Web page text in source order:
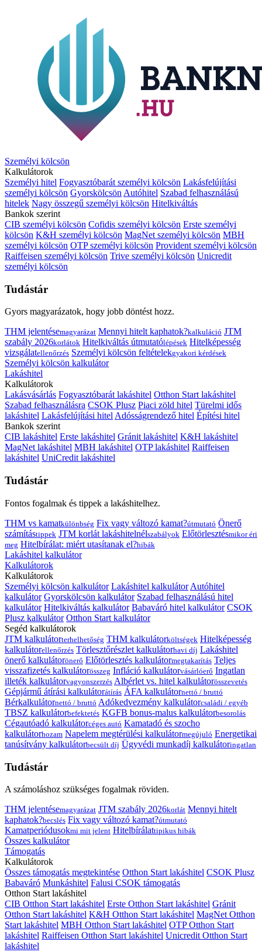
Személyi kölcsön
Kalkulátorok
Személyi hitel Fogyasztóbarát személyi kölcsön Lakásfelújítási
személyi kölcsön Gyorskölcsön Autóhitel Szabad felhasználású
hitelek Nagy összegű személyi kölcsön Hitelkiváltás
Bankok szerint
CIB személyi kölcsön Cofidis személyi kölcsön Erste személyi
kölcsön K&H személyi kölcsön MagNet személyi kölcsön MBH
személyi kölcsön OTP személyi kölcsön Provident személyi kölcsön
Raiffeisen személyi kölcsön Trive személyi kölcsön Unicredit
személyi kölcsön
Tudástár
Gyors magyarázatok, hogy jobb döntést hozz.
THM jelentésemagyarázat Mennyi hitelt kaphatok?kalkuláció JTM
szabály 2026korlátok Hitelkiváltás útmutatólépések Hitelképesség
vizsgálatellenőrzés Személyi kölcsön feltételekgyakori kérdések
Személyi kölcsön kalkulátor
Lakáshitel
Kalkulátorok
Lakásvásárlás Fogyasztóbarát lakáshitel Otthon Start lakáshitel
Szabad felhasználásra CSOK Plusz Piaci zöld hitel Türelmi idős
lakáshitel Lakásfelújítási hitelAdósságrendező hitel Építési hitel
Bankok szerint
CIB lakáshitel Erste lakáshitel Gránit lakáshitel K&H lakáshitel
MagNet lakáshitel MBH lakáshitel OTP lakáshitel Raiffeisen
lakáshitel UniCredit lakáshitel
Tudástár
Fontos fogalmak és tippek a lakáshitelhez.
THM vs kamatkülönbség Fix vagy változó kamat?útmutató Önerő
számítástippek JTM korlát lakáshitelnélszabályok Előtörlesztésmikor éri
meg Hitelbírálat: miért utasítanak el?hibák
Lakáshitel kalkulátor
Kalkulátorok
Kalkulátorok
Személyi kölcsön kalkulátor Lakáshitel kalkulátor Autóhitel
kalkulátor Gyorskölcsön kalkulátor Szabad felhasználású hitel
kalkulátor Hitelkiváltás kalkulátor Babaváró hitel kalkulátor CSOK
Plusz kalkulátor Otthon Start kalkulátor
Segéd kalkulátorok
JTM kalkulátorterhelhetőség THM kalkulátorköltségek Hitelképesség
kalkulátorellenőrzés Törlesztőrészlet kalkulátorhavi díj Lakáshitel
önerő kalkulátorönerő Előtörlesztés kalkulátormegtakarítás Teljes
visszafizetés kalkulátorösszeg Infláció kalkulátorvásárlóerő Ingatlan
illeték kalkulátorvagyonszerzés Albérlet vs. hitel kalkulátorösszevetés
Gépjármű átírási kalkulátorátírás ÁFA kalkulátornettó / bruttó
Bérkalkulátornettó / bruttó Adókedvezmény kalkulátorcsaládi / egyéb
TBSZ kalkulátorbefektetés KGFB bonus-malus kalkulátorbesorolás
Cégautóadó kalkulátorcéges autó Kamatadó és szocho
kalkulátorhozam Napelem megtérülési kalkulátormegújuló Energetikai
tanúsítvány kalkulátorbecsült díj Ügyvédi munkadíj kalkulátoringatlan
Tudástár
A számoláshoz szükséges fogalmak röviden.
THM jelentésemagyarázat JTM szabály 2026korlát Mennyi hitelt
kaphatok?becslés Fix vagy változó kamat?útmutató
Kamatperiódusokmi mit jelent Hitelbírálattipikus hibák
Összes kalkulátor
Támogatás
Kalkulátorok
Összes támogatás megtekintése Otthon Start lakáshitel CSOK Plusz
Babaváró Munkáshitel Falusi CSOK támogatás
Otthon Start lakáshitel
CIB Otthon Start lakáshitel Erste Otthon Start lakáshitel Gránit
Otthon Start lakáshitel K&H Otthon Start lakáshitel MagNet Otthon
Start lakáshitel MBH Otthon Start lakáshitel OTP Otthon Start
lakáshitel Raiffeisen Otthon Start lakáshitel Unicredit Otthon Start
lakáshitel